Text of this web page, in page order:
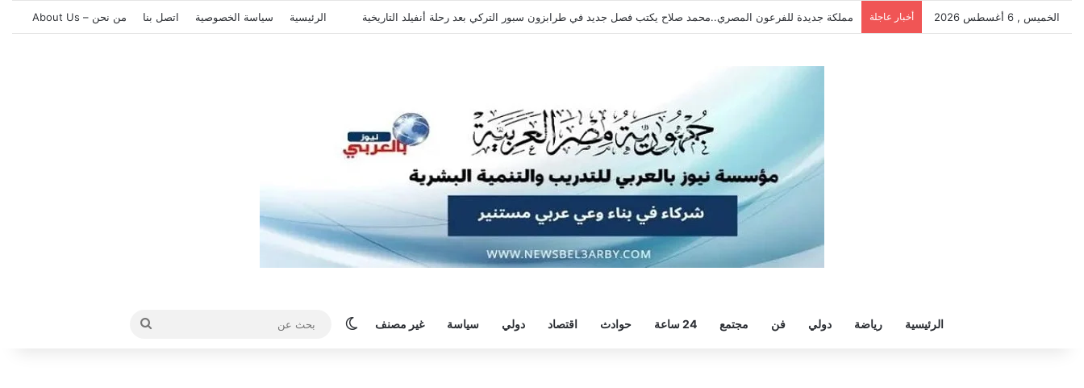
الخميس , 6 أغسطس 2026 أخبار عاجلة مملكة جديدة للفرعون المصري..محمد صلاح يكتب فصل جديد في طرابزون سبور التركي بعد رحلة أنفيلد التاريخية الرئيسية سياسة الخصوصية اتصل بنا من نحن – About Us
الرئيسية رياضة دولي فن مجتمع 24 ساعة حوادث اقتصاد دولي سياسة غير مصنف الوضع المظلم
بحث